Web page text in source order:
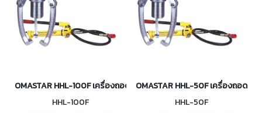
OMASTAR HHL-100F เครื่องถอดลูกปืน เฟือง แยกปั๊ม 100 ตัน
HHL-100F
OMASTAR HHL-50F เครื่องถอดลู
HHL-50F